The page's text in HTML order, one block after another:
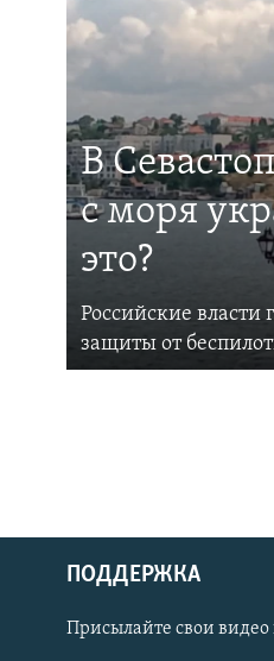
Українською
В
с моря
это?
Российские власти
защиты от
ПОДДЕРЖКА
Присылайте свои видео